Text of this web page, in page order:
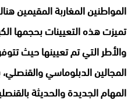
المواطنين المغاربة المقيمين
تميزت هذه التعيينات بحجمها
والأطر التي تم تعيينها حيث
المجالين الدبلوماسي
المهام الجديدة والحديثة